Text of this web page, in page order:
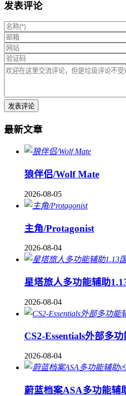
发表评论
最新文章
狼伴侣/Wolf Mate
2026-08-05
主角/Protagonist
2026-08-04
星塔旅人多功能辅助
2026-08-04
CS2-Essentials外部多
2026-08-04
蔚蓝档案ASA多功能辅